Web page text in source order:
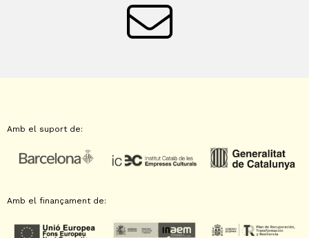
Amb el suport de:
Amb el finançament de: